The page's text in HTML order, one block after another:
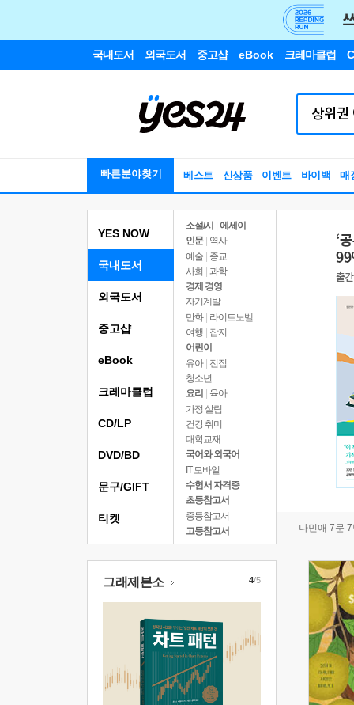
국내도서 외국도서 중고샵 eBook 크레마클럽
빠른분야찾기 베스트 신상품 이벤트 바이백 매
YES NOW
국내도서
소설/시
에세이
인문
역사
예술 | 종교
사회 | 과학
경제 경영
자기계발
만화 | 라이트노벨
여행
잡지
어린이
유아 | 전집
청소년
요리
육아
가정 살림
건강 취미
대학교재
국어와 외국어
IT 모바일
수험서 자격증
초등참고서
중등참고서
고등참고서
나민애 7문
외국도서
중고샵
eBook
크레마클럽
CD/LP
DVD/BD
문구/GIFT
티켓
그래제본소 4/5